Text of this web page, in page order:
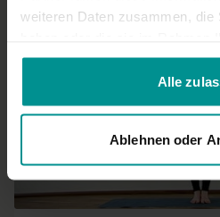
weiteren Daten zusammen, die
gesammelt haben.
Alle
Ablehnen oder